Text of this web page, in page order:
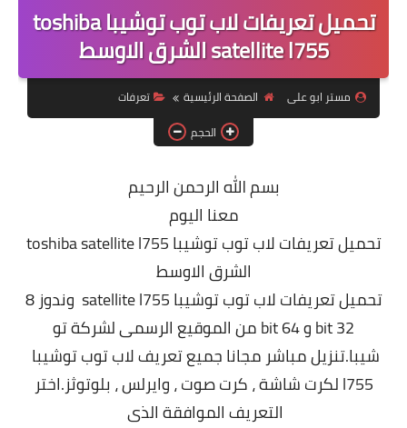
ويندوز 11
ويندوز 10
ويندوز 8.1
ويندوز 7
ويندوز xp
اندرويد
ايفون
العاب
مراجعات
الربح من الانترنت
الحماية
تحميل تعريفات لاب توب توشيبا toshiba
satellite l755 الشرق الاوسط
مستر ابو على الصفحة الرئيسية
تعرفات
الحجم
بسم الله الرحمن الرحيم
معنا اليوم
تحميل تعريفات لاب توب توشيبا toshiba satellite l755
الشرق الاوسط
تحميل تعريفات لاب توب توشيبا satellite l755 وندوز 8
32 bit و 64 bit من الموقيع الرسمى لشركة تو
شيبا.تنزيل مباشر مجانا جميع تعريف لاب توب توشيبا
l755 لكرت شاشة ، كرت صوت ، وايرلس ، بلوتوثز.اختر
التعريف الموافقة الذى